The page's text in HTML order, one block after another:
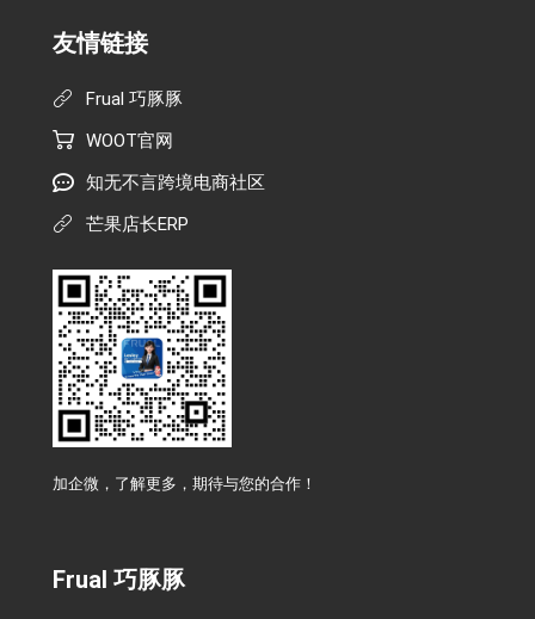
友情链接
Frual 巧豚豚
WOOT官网
知无不言跨境电商社区
芒果店长ERP
加企微，了解更多，期待与您的合作！
Frual 巧豚豚